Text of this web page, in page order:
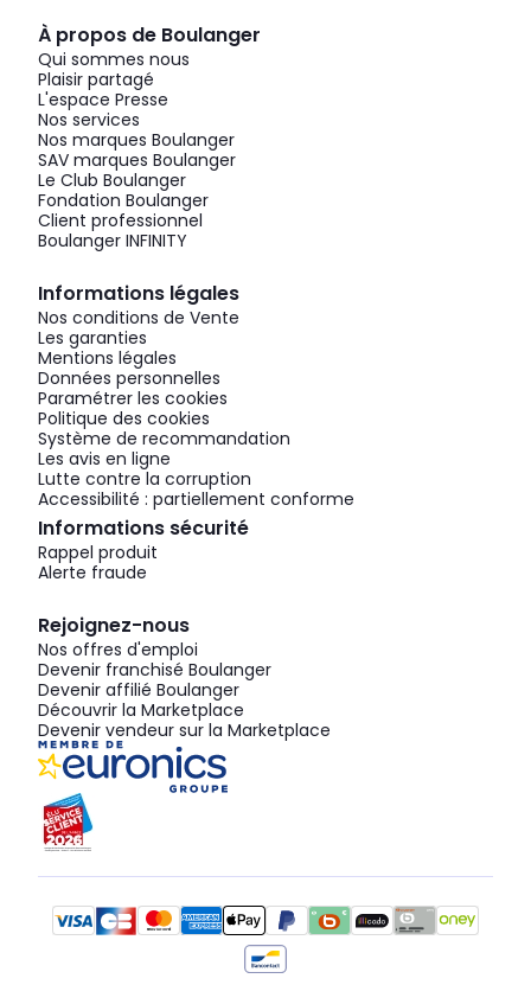
À propos de Boulanger
Qui sommes nous
Plaisir partagé
L'espace Presse
Nos services
Nos marques Boulanger
SAV marques Boulanger
Le Club Boulanger
Fondation Boulanger
Client professionnel
Boulanger INFINITY
Informations légales
Nos conditions de Vente
Les garanties
Mentions légales
Données personnelles
Paramétrer les cookies
Politique des cookies
Système de recommandation
Les avis en ligne
Lutte contre la corruption
Accessibilité : partiellement conforme
Informations sécurité
Rappel produit
Alerte fraude
Rejoignez-nous
Nos offres d'emploi
Devenir franchisé Boulanger
Devenir affilié Boulanger
Découvrir la Marketplace
Devenir vendeur sur la Marketplace